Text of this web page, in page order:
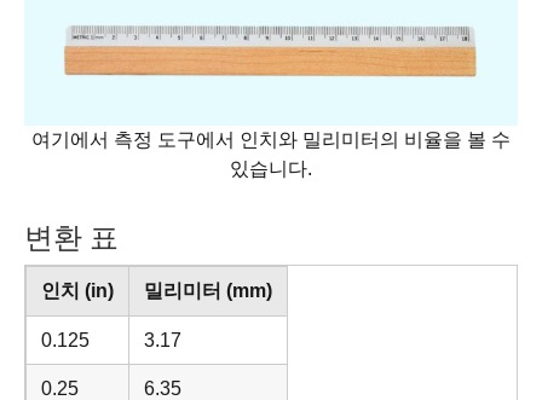
여기에서 측정 도구에서 인치와 밀리미터의 비율을 볼 수
있습니다.
변환 표
인치 (in) 밀리미터 (mm)
0.125 3.17
0.25 6.35